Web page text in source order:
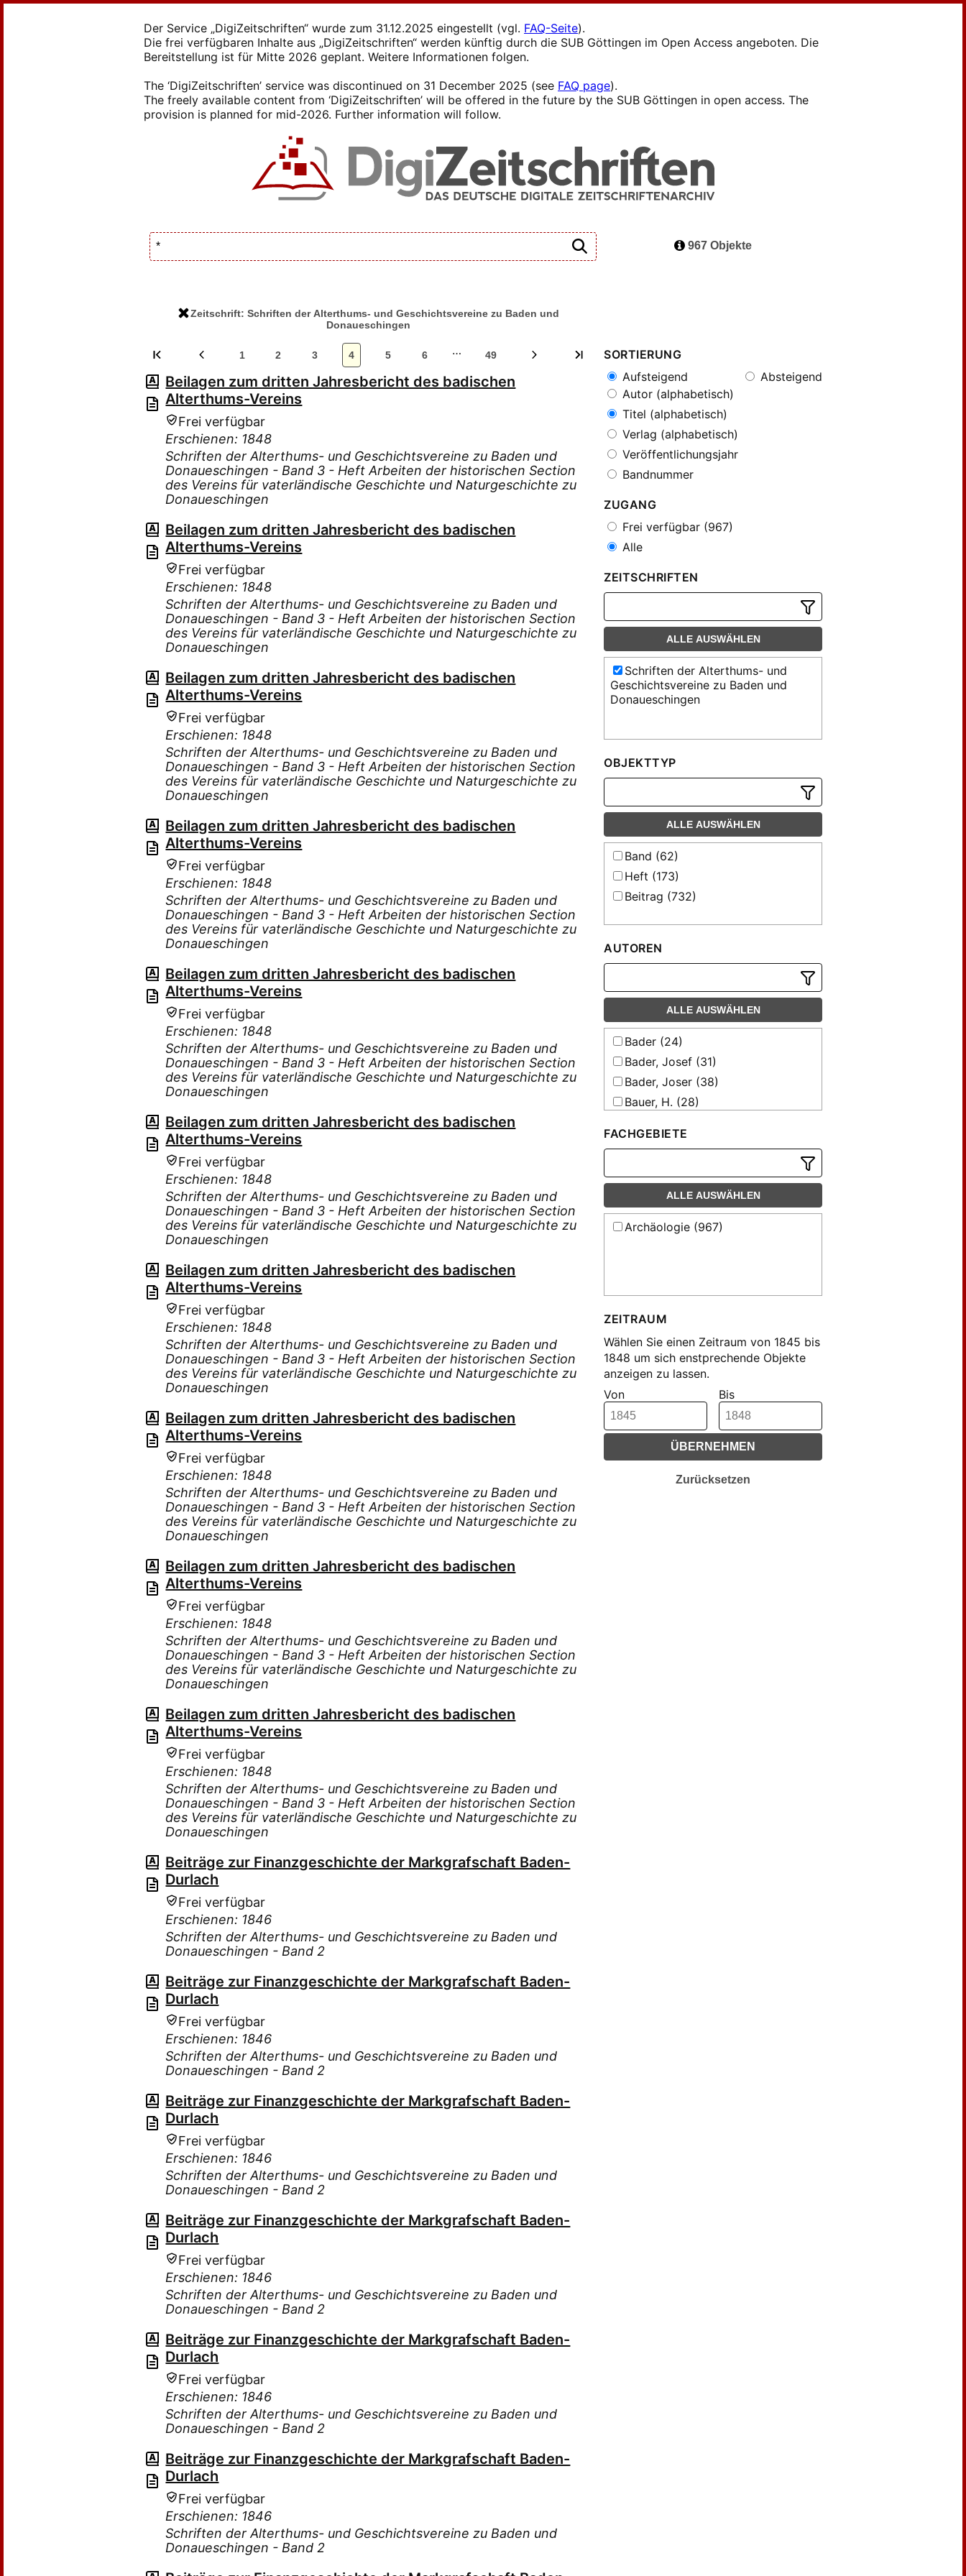
Der Service „DigiZeitschriften“ wurde zum 31.12.2025 eingestellt (vgl. FAQ-Seite).
Die frei verfügbaren Inhalte aus „DigiZeitschriften“ werden künftig durch die SUB Göttingen im Open Access angeboten. Die
Bereitstellung ist für Mitte 2026 geplant. Weitere Informationen folgen.
The ‘DigiZeitschriften’ service was discontinued on 31 December 2025 (see FAQ page).
The freely available content from ‘DigiZeitschriften’ will be offered in the future by the SUB Göttingen in open access. The
provision is planned for mid-2026. Further information will follow.
Zeitschrift: Schriften der Alterthums- und Geschichtsvereine zu Baden und
Donaueschingen
967 Objekte
1 2 3 4 5 6 … 49
Beilagen zum dritten Jahresbericht des badischen
Alterthums-Vereins
Frei verfügbar
Erschienen: 1848
Schriften der Alterthums- und Geschichtsvereine zu Baden und
Donaueschingen - Band 3 - Heft Arbeiten der historischen Section
des Vereins für vaterländische Geschichte und Naturgeschichte zu
Donaueschingen
Beilagen zum dritten Jahresbericht des badischen
Alterthums-Vereins
Frei verfügbar
Erschienen: 1848
Schriften der Alterthums- und Geschichtsvereine zu Baden und
Donaueschingen - Band 3 - Heft Arbeiten der historischen Section
des Vereins für vaterländische Geschichte und Naturgeschichte zu
Donaueschingen
Beilagen zum dritten Jahresbericht des badischen
Alterthums-Vereins
Frei verfügbar
Erschienen: 1848
Schriften der Alterthums- und Geschichtsvereine zu Baden und
Donaueschingen - Band 3 - Heft Arbeiten der historischen Section
des Vereins für vaterländische Geschichte und Naturgeschichte zu
Donaueschingen
Beilagen zum dritten Jahresbericht des badischen
Alterthums-Vereins
Frei verfügbar
Erschienen: 1848
Schriften der Alterthums- und Geschichtsvereine zu Baden und
Donaueschingen - Band 3 - Heft Arbeiten der historischen Section
des Vereins für vaterländische Geschichte und Naturgeschichte zu
Donaueschingen
Beilagen zum dritten Jahresbericht des badischen
Alterthums-Vereins
Frei verfügbar
Erschienen: 1848
Schriften der Alterthums- und Geschichtsvereine zu Baden und
Donaueschingen - Band 3 - Heft Arbeiten der historischen Section
des Vereins für vaterländische Geschichte und Naturgeschichte zu
Donaueschingen
Beilagen zum dritten Jahresbericht des badischen
Alterthums-Vereins
Frei verfügbar
Erschienen: 1848
Schriften der Alterthums- und Geschichtsvereine zu Baden und
Donaueschingen - Band 3 - Heft Arbeiten der historischen Section
des Vereins für vaterländische Geschichte und Naturgeschichte zu
Donaueschingen
Beilagen zum dritten Jahresbericht des badischen
Alterthums-Vereins
Frei verfügbar
Erschienen: 1848
Schriften der Alterthums- und Geschichtsvereine zu Baden und
Donaueschingen - Band 3 - Heft Arbeiten der historischen Section
des Vereins für vaterländische Geschichte und Naturgeschichte zu
Donaueschingen
Beilagen zum dritten Jahresbericht des badischen
Alterthums-Vereins
Frei verfügbar
Erschienen: 1848
Schriften der Alterthums- und Geschichtsvereine zu Baden und
Donaueschingen - Band 3 - Heft Arbeiten der historischen Section
des Vereins für vaterländische Geschichte und Naturgeschichte zu
Donaueschingen
Beilagen zum dritten Jahresbericht des badischen
Alterthums-Vereins
Frei verfügbar
Erschienen: 1848
Schriften der Alterthums- und Geschichtsvereine zu Baden und
Donaueschingen - Band 3 - Heft Arbeiten der historischen Section
des Vereins für vaterländische Geschichte und Naturgeschichte zu
Donaueschingen
Beilagen zum dritten Jahresbericht des badischen
Alterthums-Vereins
Frei verfügbar
Erschienen: 1848
Schriften der Alterthums- und Geschichtsvereine zu Baden und
Donaueschingen - Band 3 - Heft Arbeiten der historischen Section
des Vereins für vaterländische Geschichte und Naturgeschichte zu
Donaueschingen
Beiträge zur Finanzgeschichte der Markgrafschaft Baden-
Durlach
Frei verfügbar
Erschienen: 1846
Schriften der Alterthums- und Geschichtsvereine zu Baden und
Donaueschingen - Band 2
Beiträge zur Finanzgeschichte der Markgrafschaft Baden-
Durlach
Frei verfügbar
Erschienen: 1846
Schriften der Alterthums- und Geschichtsvereine zu Baden und
Donaueschingen - Band 2
Beiträge zur Finanzgeschichte der Markgrafschaft Baden-
Durlach
Frei verfügbar
Erschienen: 1846
Schriften der Alterthums- und Geschichtsvereine zu Baden und
Donaueschingen - Band 2
Beiträge zur Finanzgeschichte der Markgrafschaft Baden-
Durlach
Frei verfügbar
Erschienen: 1846
Schriften der Alterthums- und Geschichtsvereine zu Baden und
Donaueschingen - Band 2
Beiträge zur Finanzgeschichte der Markgrafschaft Baden-
Durlach
Frei verfügbar
Erschienen: 1846
Schriften der Alterthums- und Geschichtsvereine zu Baden und
Donaueschingen - Band 2
Beiträge zur Finanzgeschichte der Markgrafschaft Baden-
Durlach
Frei verfügbar
Erschienen: 1846
Schriften der Alterthums- und Geschichtsvereine zu Baden und
Donaueschingen - Band 2
SORTIERUNG
Aufsteigend
Absteigend
Autor (alphabetisch)
Titel (alphabetisch)
Verlag (alphabetisch)
Veröffentlichungsjahr
Bandnummer
ZUGANG
Frei verfügbar (967)
Alle
ZEITSCHRIFTEN
ALLE AUSWÄHLEN
Schriften der Alterthums- und
Geschichtsvereine zu Baden und
Donaueschingen
OBJEKTTYP
ALLE AUSWÄHLEN
Band (62)
Heft (173)
Beitrag (732)
AUTOREN
ALLE AUSWÄHLEN
Bader (24)
Bader, Josef (31)
Bader, Joser (38)
Bauer, H. (28)
Creuzer, Friedrich (8)
Fickler (15)
Fickler, C.B. A. (37)
Fickler, Carl Borromäus (6)
Mone, F. B. (16)
Mone, F. J. (6)
Mone, F.J. (39)
Rappenegger (22)
Schmauß, J.J. (32)
Wilhelmi, Karl (57)
FACHGEBIETE
ALLE AUSWÄHLEN
Archäologie (967)
ZEITRAUM
Wählen Sie einen Zeitraum von 1845 bis
1848 um sich enstprechende Objekte
anzeigen zu lassen.
Von
Bis
ÜBERNEHMEN
Zurücksetzen